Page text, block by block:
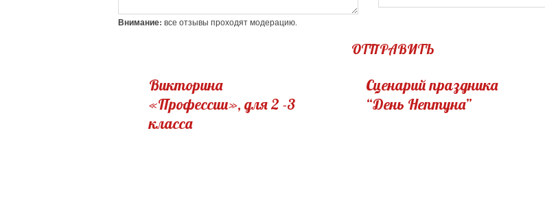
Внимание: все отзывы проходят модерацию.
ОТПРАВИТЬ
Викторина
«Профессии», для 2 -3
класса
Сценарий праздника
“День Нептуна”